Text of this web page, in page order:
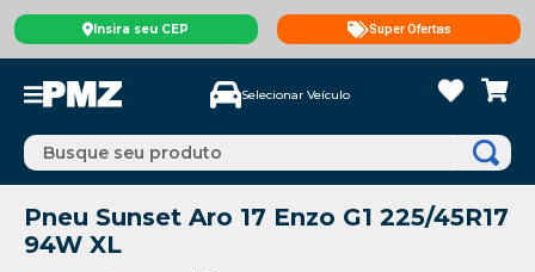
Insira seu CEP Super Ofertas
Selecionar Veículo
Busque seu produto
Pneu Sunset Aro 17 Enzo G1 225/45R17
94W XL